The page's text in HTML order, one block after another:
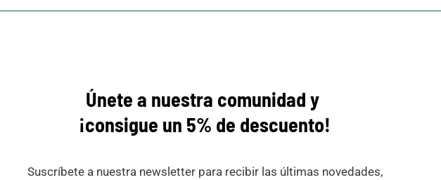
Únete a nuestra comunidad y
¡consigue un 5% de descuento!
Suscríbete a nuestra newsletter para recibir las últimas novedades,